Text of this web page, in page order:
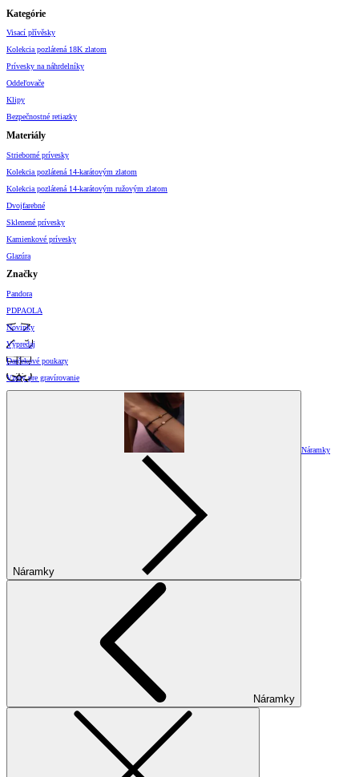
Kategórie
Visací přívěsky
Kolekcia pozlátená 18K zlatom
Prívesky na náhrdelníky
Oddeľovače
Klipy
Bezpečnostné retiazky
Materiály
Strieborné prívesky
Kolekcia pozlátená 14-karátovým zlatom
Kolekcia pozlátená 14-karátovým ružovým zlatom
Dvojfarebné
Sklenené prívesky
Kamienkové prívesky
Glazúra
Značky
Pandora
PDPAOLA
Novinky
Výpredaj
Darčekové poukazy
Vzory pre gravírovanie
Náramky
Náramky
Náramky